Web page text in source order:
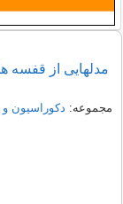
مدلهایی از قفسه
مجموعه: دکوراسیون و